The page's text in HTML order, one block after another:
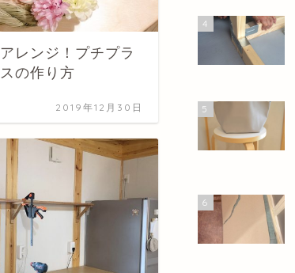
レンジ！プチプラ
の作り方
2019年12月30日
4
5
6